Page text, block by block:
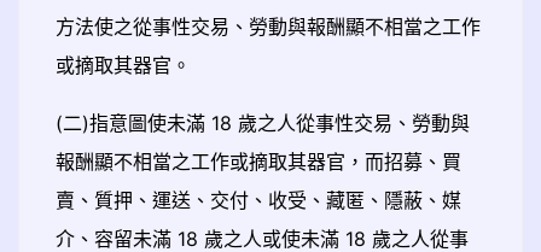
方法使之從事性交易、勞動與報酬顯不相當之工作
或摘取其器官。
(二)指意圖使未滿 18 歲之人從事性交易、勞動與
報酬顯不相當之工作或摘取其器官，而招募、買
賣、質押、運送、交付、收受、藏匿、隱蔽、媒
介、容留未滿 18 歲之人或使未滿 18 歲之人從事